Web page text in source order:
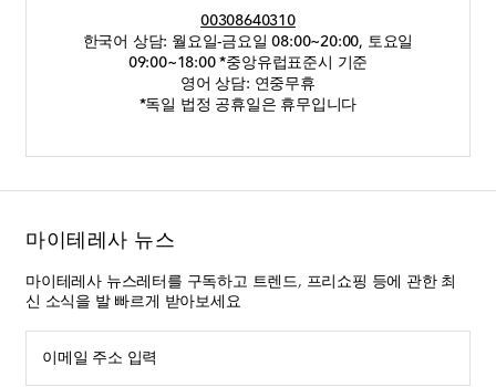
00308640310
한국어 상담: 월요일-금요일 08:00~20:00, 토요일
09:00~18:00 *중앙유럽표준시 기준
영어 상담: 연중무휴
*독일 법정 공휴일은 휴무입니다
마이테레사 뉴스
마이테레사 뉴스레터를 구독하고 트렌드, 프리쇼핑 등에 관한 최
신 소식을 발 빠르게 받아보세요
이메일 주소 입력